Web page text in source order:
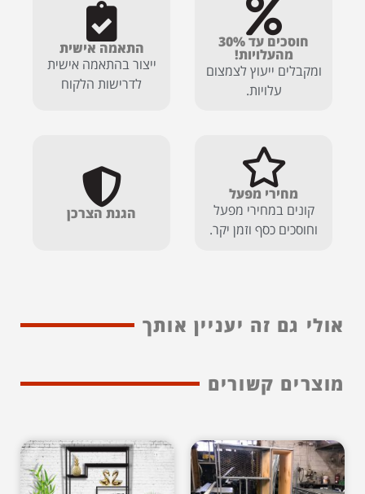
חוסכים עד 30%
מהעלויות!
ומקבלים ייעוץ לצמצום
עלויות.
התאמה אישית
ייצור בהתאמה אישית
לדרישות הלקוח
מחירי מפעל
קונים במחירי מפעל
וחוסכים כסף וזמן יקר.
הגנת הצרכן
אולי גם זה יעניין אותך
מוצרים קשורים